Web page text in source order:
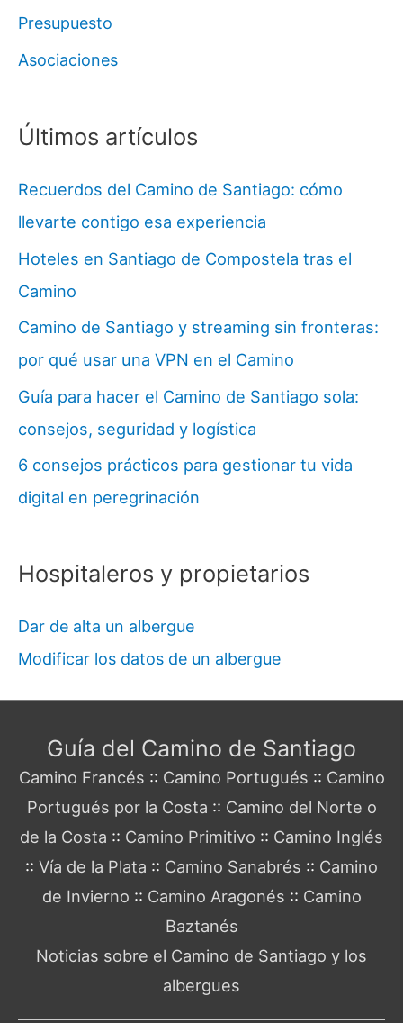
Presupuesto
Asociaciones
Últimos artículos
Recuerdos del Camino de Santiago: cómo
llevarte contigo esa experiencia
Hoteles en Santiago de Compostela tras el
Camino
Camino de Santiago y streaming sin fronteras:
por qué usar una VPN en el Camino
Guía para hacer el Camino de Santiago sola:
consejos, seguridad y logística
6 consejos prácticos para gestionar tu vida
digital en peregrinación
Hospitaleros y propietarios
Dar de alta un albergue
Modificar los datos de un albergue
Guía del Camino de Santiago
Camino Francés :: Camino Portugués :: Camino
Portugués por la Costa :: Camino del Norte o
de la Costa :: Camino Primitivo :: Camino Inglés
:: Vía de la Plata :: Camino Sanabrés :: Camino
de Invierno :: Camino Aragonés :: Camino
Baztanés
Noticias sobre el Camino de Santiago y los
albergues